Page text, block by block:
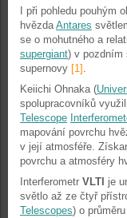
I při pohledu pouhým
hvězdaAntares
se o mohutného a
supergiant) v pozdním
supernovy [1] .
Keiichi Ohnaka (
spolupracovníků
Telescope
mapování povrchu
v její atmosféře.
povrchu a atmosféry
Interferometr VLTI je
světlo až ze čtyř
Telescopes) o